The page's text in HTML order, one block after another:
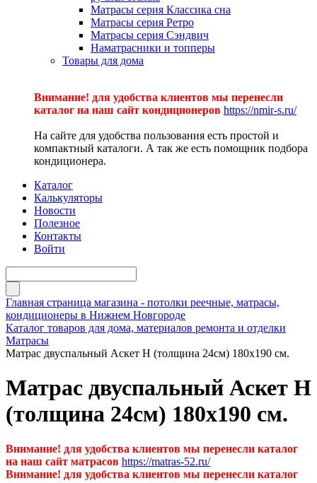
Матрасы серия Классика сна
Матрасы серия Ретро
Матрасы серия Сэндвич
Наматрасники и топперы
Товары для дома
Внимание! для удобства клиентов мы перенесли
каталог на наш сайт кондиционеров https://nmir-s.ru/
На сайте для удобства пользования есть простой и
компактный каталоги. А так же есть помощник подбора
кондиционера.
Каталог
Калькуляторы
Новости
Полезное
Контакты
Войти
Главная страница магазина - потолки реечные, матрасы,
кондиционеры в Нижнем Новгороде
Каталог товаров для дома, материалов ремонта и отделки
Матрасы
Матрас двуспальный Аскет Н (толщина 24см) 180х190 см.
Матрас двуспальный Аскет Н
(толщина 24см) 180х190 см.
Внимание! для удобства клиентов мы перенесли каталог
на наш сайт матрасов https://matras-52.ru/
Внимание! для удобства клиентов мы перенесли каталог